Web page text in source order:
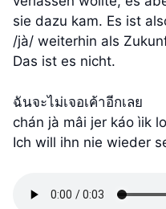
sie dazu kam. Es ist
/jà/ weiterhin als
Das ist es nicht.
ฉันจะไม่เจอเค้าอีกเลย
chán jà mâi jer káo ìik
Ich will ihn nie wieder